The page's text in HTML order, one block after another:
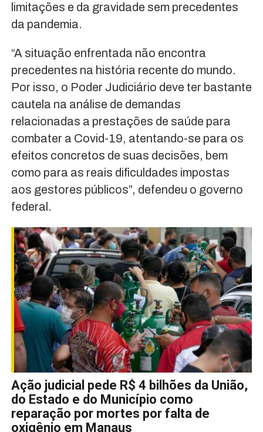
limitações e da gravidade sem precedentes
da pandemia.
“A situação enfrentada não encontra
precedentes na história recente do mundo.
Por isso, o Poder Judiciário deve ter bastante
cautela na análise de demandas
relacionadas a prestações de saúde para
combater a Covid-19, atentando-se para os
efeitos concretos de suas decisões, bem
como para as reais dificuldades impostas
aos gestores públicos”, defendeu o governo
federal.
Ação judicial pede R$ 4 bilhões da União,
do Estado e do Município como
reparação por mortes por falta de
oxigênio em Manaus